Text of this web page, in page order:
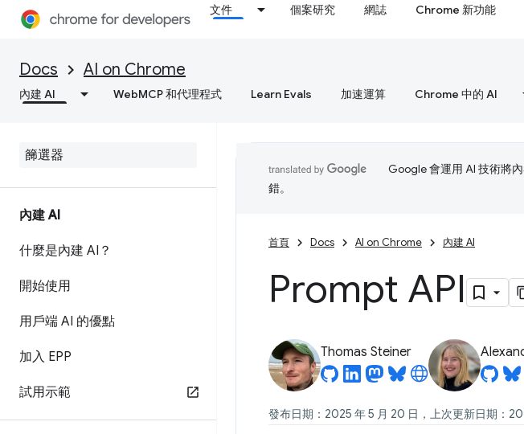
文件 個案研究 網誌 Chrome 新功能
Docs AI on Chrome
內建 AI WebMCP 和代理程式 Learn Evals 加速運算 Chrome 中的 AI
內建 AI
什麼是內建 AI？
開始使用
用戶端 AI 的優點
加入 EPP
試用示範
Google 會運用 AI 技術將
錯。
首頁 Docs AI on Chrome 內建 AI
Prompt API
Thomas Steiner
發布日期：2025 年 5 月 20 日，上次更新日期：